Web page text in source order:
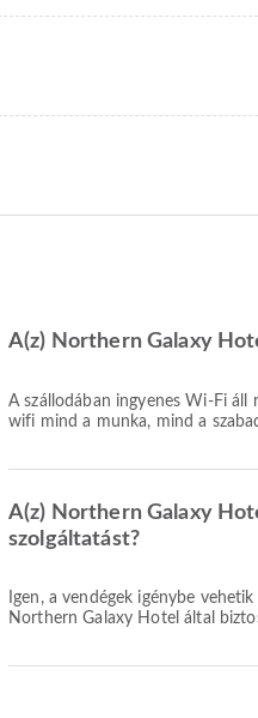
A(z) Northern Galaxy
A szállodában ingyenes Wi-Fi áll
wifi mind a munka, mind a
A(z) Northern Galaxy
szolgáltatást?
Igen, a vendégek igénybe
Northern Galaxy Hotel által